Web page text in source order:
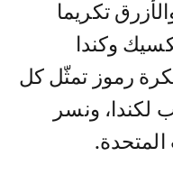
تكريما
وكندا
رموز تمثّل كل
لكندا، ونسر